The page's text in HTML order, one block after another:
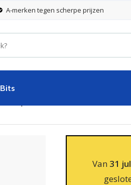
A-merken tegen scherpe prijzen
Bits
Van 31